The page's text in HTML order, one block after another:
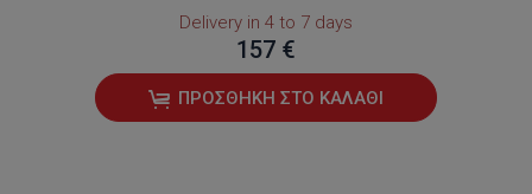
Delivery in 4 to 7 days
157 €
ΠΡΟΣΘΉΚΗ ΣΤΟ ΚΑΛΆΘΙ